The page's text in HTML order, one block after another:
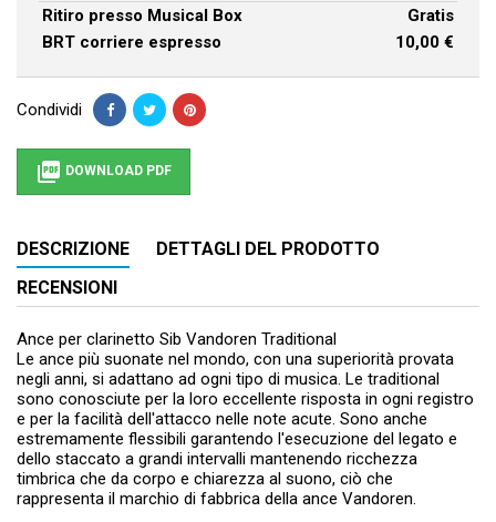
Ritiro presso Musical Box
Gratis
BRT corriere espresso
10,00 €
Condividi
 DOWNLOAD PDF
DESCRIZIONE
DETTAGLI DEL PRODOTTO
RECENSIONI
Ance per clarinetto Sib Vandoren Traditional
Le ance più suonate nel mondo, con una superiorità provata
negli anni, si adattano ad ogni tipo di musica. Le traditional
sono conosciute per la loro eccellente risposta in ogni registro
e per la facilità dell'attacco nelle note acute. Sono anche
estremamente flessibili garantendo l'esecuzione del legato e
dello staccato a grandi intervalli mantenendo ricchezza
timbrica che da corpo e chiarezza al suono, ciò che
rappresenta il marchio di fabbrica della ance Vandoren.